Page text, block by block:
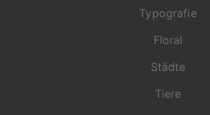
Typografie
Floral
Städte
Tiere